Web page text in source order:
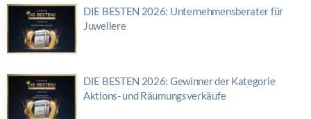
DIE BESTEN 2026: Unternehmensberater für
Juweliere
DIE BESTEN 2026: Gewinner der Kategorie
Aktions- und Räumungsverkäufe